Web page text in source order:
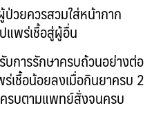
วยควรสวมใส่หน้ากาก
แพร่เชื้อสู่ผู้อื่น
การรักษาครบถ้วนอย่างต่อ
ร่เชื้อน้อยลงเมื่อกินยาครบ 2
รบตามแพทย์สั่งจนครบ